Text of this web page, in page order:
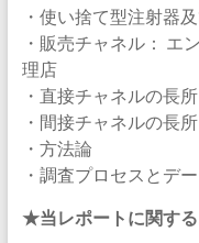
・使い捨て型注射器
・販売チャネル： エ
理店
・直接チャネルの長
・間接チャネルの長
・方法論
・調査プロセスとデ
★当レポートに関す